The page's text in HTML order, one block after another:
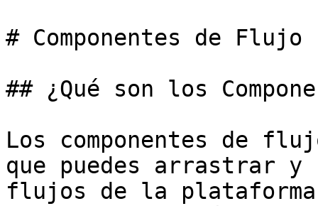
# Componentes de Flujo
## ¿Qué son los
Los componentes de
que puedes arrastrar
flujos de la plataforma